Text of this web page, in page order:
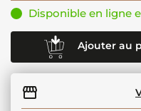
Disponible en ligne
Ajouter au